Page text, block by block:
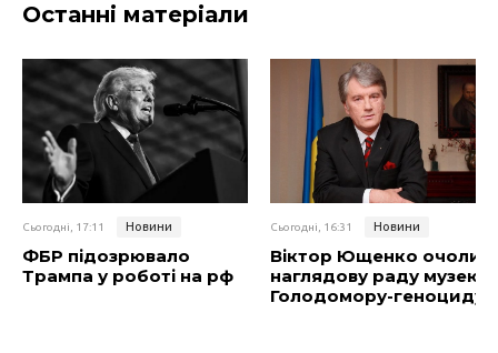
Останні матеріали
Сьогодні, 17:11 Новини
ФБР підозрювало
Трампа у роботі на рф
Сьогодні, 16:31 Новини
Віктор Ющенко очолив
наглядову раду музею
Голодомору-геноциду